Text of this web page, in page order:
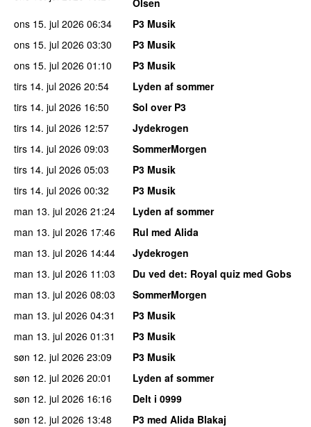
ons 15. jul 2026 06:34
P3 Musik
ons 15. jul 2026 03:30
P3 Musik
ons 15. jul 2026 01:10
P3 Musik
tirs 14. jul 2026 20:54
Lyden af sommer
tirs 14. jul 2026 16:50
Sol over P3
tirs 14. jul 2026 12:57
Jydekrogen
tirs 14. jul 2026 09:03
SommerMorgen
tirs 14. jul 2026 05:03
P3 Musik
tirs 14. jul 2026 00:32
P3 Musik
man 13. jul 2026 21:24
Lyden af sommer
man 13. jul 2026 17:46
Rul med Alida
man 13. jul 2026 14:44
Jydekrogen
man 13. jul 2026 11:03 Du ved det: Royal quiz med Gobs
man 13. jul 2026 08:03
SommerMorgen
man 13. jul 2026 04:31
P3 Musik
man 13. jul 2026 01:31
P3 Musik
søn 12. jul 2026 23:09
P3 Musik
søn 12. jul 2026 20:01
Lyden af sommer
søn 12. jul 2026 16:16
Delt i 0999
søn 12. jul 2026 13:48
P3 med Alida Blakaj